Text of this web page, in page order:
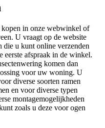
in onze webwinkel of
U vraagt op de website
die u kunt online verzenden
eerste afspraak in de winkel.
komen dan
voor uw woning. U
diverse soorten ramen
en voor diverse typen
montagemogelijkheden
zoals u deze voor ogen